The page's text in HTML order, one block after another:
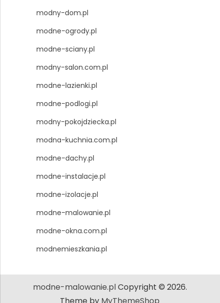
modny-dom.pl
modne-ogrody.pl
modne-sciany.pl
modny-salon.com.pl
modne-lazienki.pl
modne-podlogi.pl
modny-pokojdziecka.pl
modna-kuchnia.com.pl
modne-dachy.pl
modne-instalacje.pl
modne-izolacje.pl
modne-malowanie.pl
modne-okna.com.pl
modnemieszkania.pl
modne-malowanie.plCopyright © 2026.
Theme by MyThemeShop